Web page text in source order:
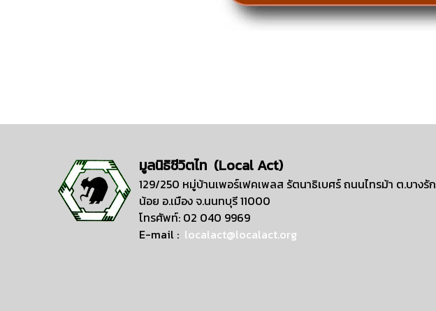
มูลนิธิชีวิตไท (Local Act)
129/250 หมู่บ้านเพอร์เฟคเพลส รัตนาธิเบศร์ ถนนไทรม้า ต.บางรัก
น้อย อ.เมือง จ.นนทบุรี 11000
โทรศัพท์: 02 040 9969
E-mail : localact@localact.org